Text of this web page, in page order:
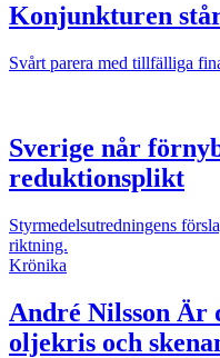
Konjunkturen
Svårt parera med tillfälliga
Sverige når
reduktionsplikt
Styrmedelsutredningens
riktning.
Krönika
André Nilsson Är
oljekris och